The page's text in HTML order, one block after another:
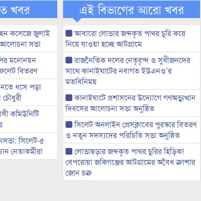
খবর
কলেজে জুলাই
আলোচনা সভা
মনোনয়ন
বিতরণ
ধসে পড়া
চৌধুরী
কমিউনিটি
সিলেট-৫
নেতাকর্মীরা
এই বিভাগের আরো খবর
আবারো লোভার জব্দকৃত পাথর চুরি করে
নিয়ে যাওয়া হচ্ছে আটগ্রামে
রাজনৈতিক দলের নেতৃবৃন্দ ও সুধীজনদের
সাথে কানাইঘাটের নবাগত ইউএনও’র
মতবিনিময়
কানাইঘাটে প্রশাসনের উদ্যোগে গণঅভ্যুত্থান
দিবসের আলোচনা সভা অনুষ্ঠিত
সিলেট অনলাইন প্রেসক্লাবের পুরস্কার বিতরণ
ও নতুন সদস্যদের পরিচিতি সভা অনুষ্ঠিত
লোভাছড়ার জব্দকৃত পাথর চুরির হিড়িক!
বেপরোয়া জকিগঞ্জের আটগ্রামের অবৈধ ক্রাশার
জোন চক্র